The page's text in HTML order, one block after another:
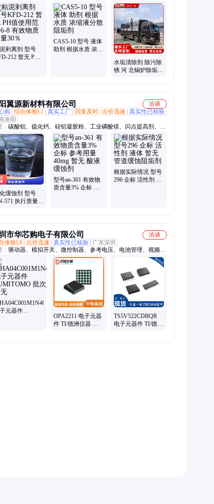
洗涤高温水、粉尘抑制剂、脱硫增效剂、在线清洗剂、氧化除藻
杀菌灭藻剂、水系统管道、无二氧化氯、空调冷凝器、金属表面
、清除附着藻类、烟气湿法脱硫、高电导反渗透、通风系统清
空调风机盘管、导热油炉清洗、玻璃鳞片胶泥、烟气脱硫脱硝、
除垢除锈、填料水垢清洗
剥离剂 型号
212 暂无 PH
CAS5-10 型号 液体
助剂 根据水质 浓缩
水垢清除剂 除污除
锈 河 北锅炉除垢剂
翼源新材料有限公司
洽谈
购
综合体验L1 真实工厂 回复及时 出价迅速
真实性已核验
洛阳
碳酸铝、硫化钙、硅铝凝胶粉、工业磷酸镁、闪点提高剂、表
性剂、耐火材料、水处理原材料
缓蚀剂 型号
571 执行质量标
型号an-361 有效物
质含量3% 企标 参
根据实际情况 型号
296 企标 活性剂 液
市华芯购电子有限公司
洽谈
体验L0 出价迅速 真实性已核验
广东深圳
驱动器、模拟开关、微控制器、参考电压、电池管理、视频开
、仪表放大器、音频放大器、开关稳压器、数字隔离器、精密放
、运算放大器、点火控制器、开关控制器、可编程门阵列、接口
电路、电容电阻
元器件
OPA2211 电子元器
件 TI/德洲仪器 封
TS5V522CDBQR
电子元器件 TI/德州